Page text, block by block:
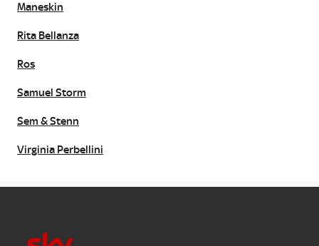
Maneskin
Rita Bellanza
Ros
Samuel Storm
Sem & Stenn
Virginia Perbellini